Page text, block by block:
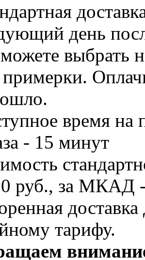
день
выбрать
время на
- 15 минут
руб., за МКАД
тарифу.